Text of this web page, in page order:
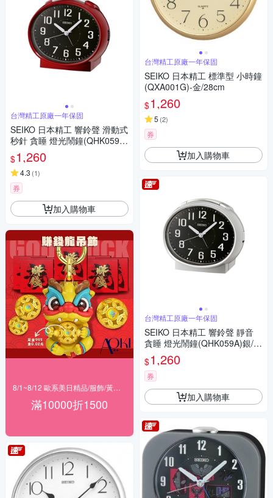
台灣精工原廠一年保固
SEIKO 日本精工 響鈴聲 滑動式
秒針 貪睡 燈光鬧鐘(QHK059R)
紅/13X11.2cm
$1,260
4.3 (1)
券
加入購物車
滿10000折1500
台灣精工原廠一年保固
SEIKO 日本精工 標準型 小時鐘
(QXA001G)-金/28cm
$1,260
5 (2)
券
加入購物車
台灣精工原廠一年保固
SEIKO 日本精工 響鈴聲 靜音
貪睡 燈光鬧鐘(QHK059A)銀/1
3X11.2cm
$1,260
券
加入購物車